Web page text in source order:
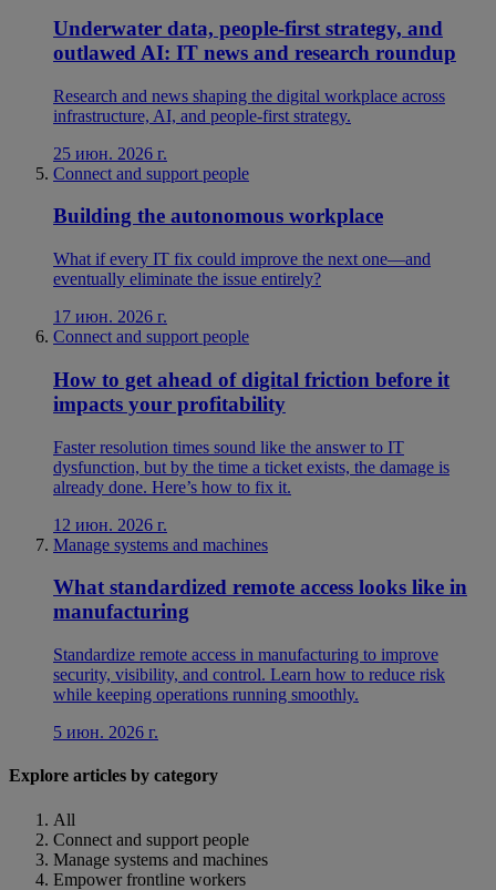
Underwater data, people-first strategy, and
outlawed AI: IT news and research roundup
Research and news shaping the digital workplace across
infrastructure, AI, and people-first strategy.
25 июн. 2026 г.
Connect and support people
Building the autonomous workplace
What if every IT fix could improve the next one—and
eventually eliminate the issue entirely?
17 июн. 2026 г.
Connect and support people
How to get ahead of digital friction before it
impacts your profitability
Faster resolution times sound like the answer to IT
dysfunction, but by the time a ticket exists, the damage is
already done. Here’s how to fix it.
12 июн. 2026 г.
Manage systems and machines
What standardized remote access looks like in
manufacturing
Standardize remote access in manufacturing to improve
security, visibility, and control. Learn how to reduce risk
while keeping operations running smoothly.
5 июн. 2026 г.
Explore articles by category
All
Connect and support people
Manage systems and machines
Empower frontline workers